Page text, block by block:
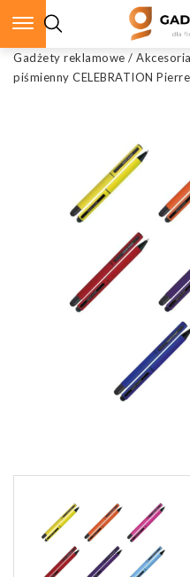
Gadżety reklamowe /
piśmienny CELEBRATION